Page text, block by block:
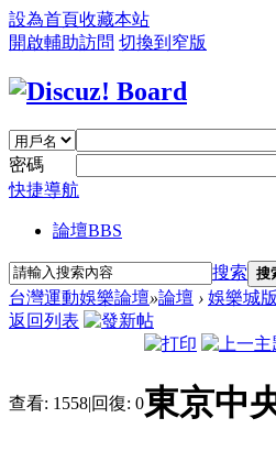
設為首頁收藏本站
開啟輔助訪問 切換到窄版
密碼
快捷導航
論壇BBS
搜索 搜
台灣運動娛樂論壇»論壇 › 娛樂城版
返回列表
查看: 1558|回復: 0東京中